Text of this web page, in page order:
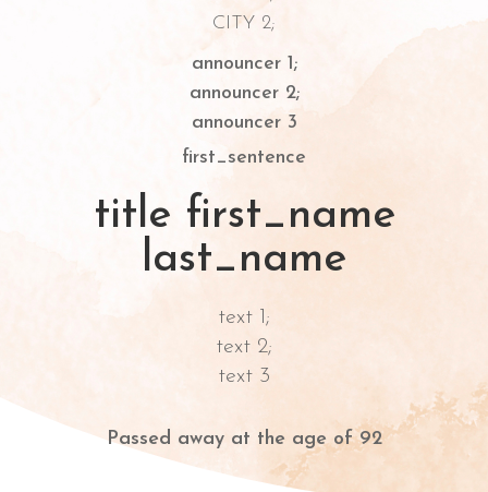
CITY 2;
announcer 1;
announcer 2;
announcer 3
first_sentence
title first_name
last_name
text 1;
text 2;
text 3
Passed away at the age of 92